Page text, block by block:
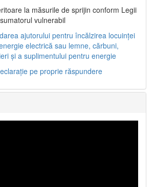
la măsurile de sprijin conform Legii
vulnerabil
ajutorului pentru încălzirea locuinței
electrică sau lemne, cărbuni,
și a suplimentului pentru energie
pe proprie răspundere